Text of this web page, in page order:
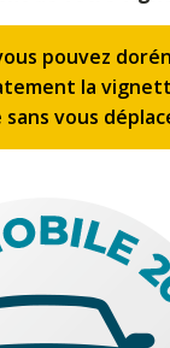
pouvez
la
vous